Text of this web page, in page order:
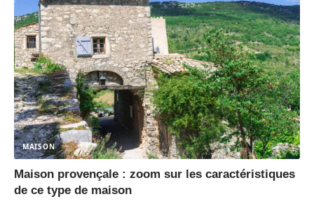
MAISON
Maison provençale : zoom sur les caractéristiques
de ce type de maison